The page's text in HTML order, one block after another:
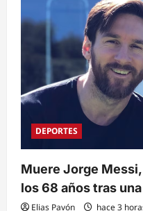
DEPORTES
Muere Jorge
los 68 años tras
Elias Pavón hace 3